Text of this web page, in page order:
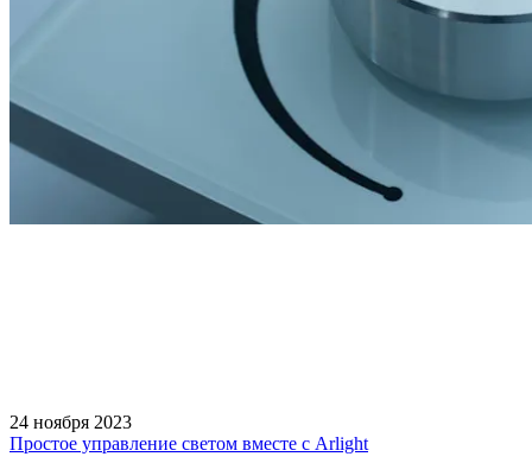
24 ноября 2023
Простое управление светом вместе с Arlight